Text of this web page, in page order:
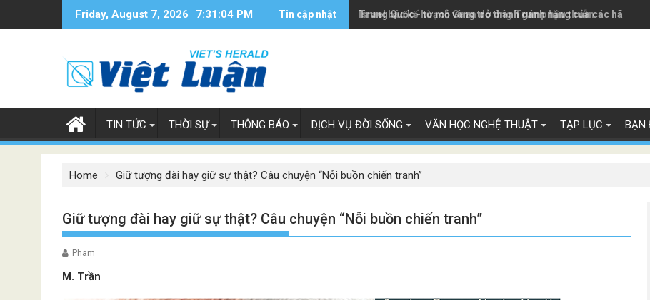
Friday, August 7, 2026 7:31:05 PM Tin cập nhật Trung Quốc - từ mỏ vàng trở thành gánh nặng của các hãng xe
Israel bác kế hoạch Gaza do ông Trump hậu thuẫn
TIN TỨC THỜI SỰ THÔNG BÁO DỊCH VỤ ĐỜI SỐNG VĂN HỌC NGHỆ THUẬT TẠP LỤC BẠN
Home Giữ tượng đài hay giữ sự thật? Câu chuyện “Nỗi buồn chiến tranh”
Giữ tượng đài hay giữ sự thật? Câu chuyện “Nỗi buồn chiến tranh”
Pham
M. Trần